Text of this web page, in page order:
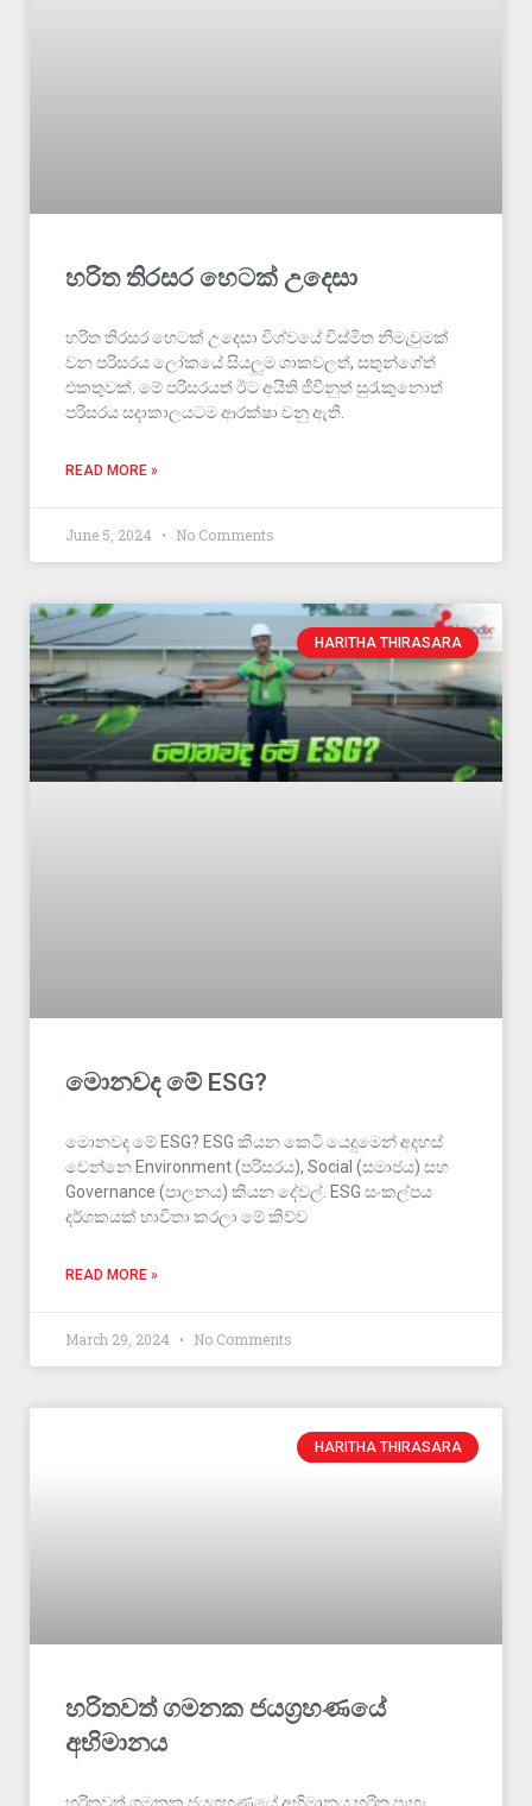
හරිත තිරසර හෙටක් උදෙසා
හරිත තිරසර හෙටක් උදෙසා විශ්වයේ විස්මිත නිමැවුමක්
වන පරිසරය ලෝකයේ සියලුම ශාකවලත්, සතුන්ගේත්
එකතුවක්. මේ පරිසරයත් ඊට අයිති ජීවීනුත් සුරැකුනොත්
පරිසරය සදාකාලයටම ආරක්ෂා වනු ඇති.
READ MORE »
June 5, 2024 No Comments
HARITHA THIRASARA
මොනවද මේ ESG?
මොනවද මේ ESG? ESG කියන කෙටි යෙදුමෙන් අදහස්
වෙන්නෙ Environment (පරිසරය), Social (සමාජය) සහ
Governance (පාලනය) කියන දේවල්. ESG සංකල්පය
දර්ශකයක් භාවිතා කරලා මේ කිව්ව
READ MORE »
March 29, 2024 No Comments
HARITHA THIRASARA
හරිතවත් ගමනක ජයග්‍රහණයේ
අභිමානය